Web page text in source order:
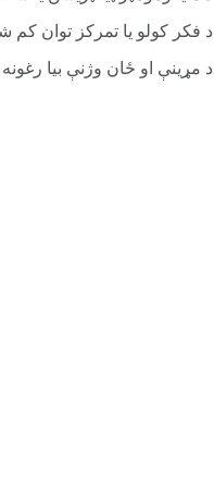
د فکر کولو یا تمرکز توان کم
د مړینې او ځان وژنې بیا رغونه